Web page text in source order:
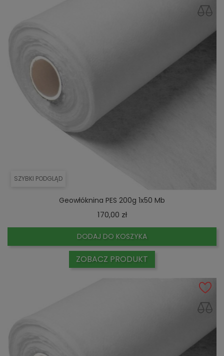
SZYBKI PODGLĄD
Geowłóknina PES 200g 1x50 Mb
170,00 złCena
DODAJ DO KOSZYKA
ZOBACZ PRODUKT